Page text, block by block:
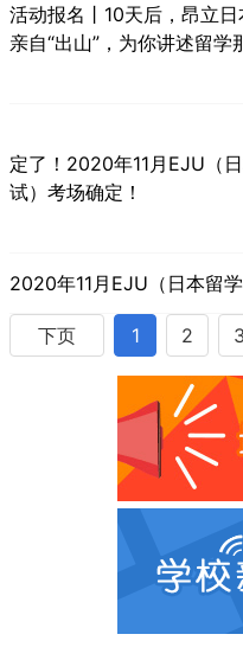
活动报名丨10天后，昂立
亲自“出山”，为你讲述留学
定了！2020年11月EJU（
试）考场确定！
2020年11月EJU（日本留
下页 1 2 3